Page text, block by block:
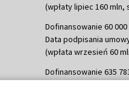
(wpłaty lipiec 160 mln,
Dofinansowanie 60 000
Data podpisania
(wpłata wrzesień 60
Dofinansowanie 635